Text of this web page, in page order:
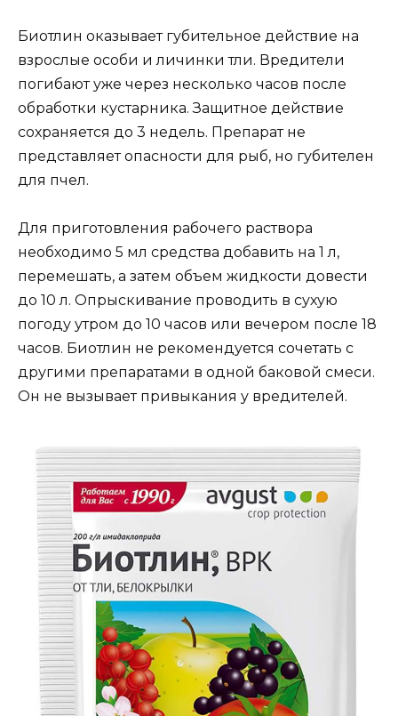
Биотлин оказывает губительное действие на
взрослые особи и личинки тли. Вредители
погибают уже через несколько часов после
обработки кустарника. Защитное действие
сохраняется до 3 недель. Препарат не
представляет опасности для рыб, но губителен
для пчел.
Для приготовления рабочего раствора
необходимо 5 мл средства добавить на 1 л,
перемешать, а затем объем жидкости довести
до 10 л. Опрыскивание проводить в сухую
погоду утром до 10 часов или вечером после 18
часов. Биотлин не рекомендуется сочетать с
другими препаратами в одной баковой смеси.
Он не вызывает привыкания у вредителей.